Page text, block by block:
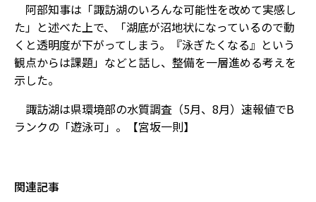
阿部知事は「諏訪湖のいろんな可能性を改めて実感し
た」と述べた上で、「湖底が沼地状になっているので動
くと透明度が下がってしまう。『泳ぎたくなる』という
観点からは課題」などと話し、整備を一層進める考えを
示した。
諏訪湖は県環境部の水質調査（5月、8月）速報値でB
ランクの「遊泳可」。【宮坂一則】
関連記事